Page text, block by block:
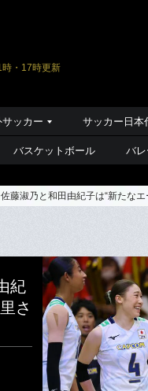
・17時更新
サッカー サッカー日本
バスケットボール バ
藤淑乃と和田由紀子は“新たな
紀
さ